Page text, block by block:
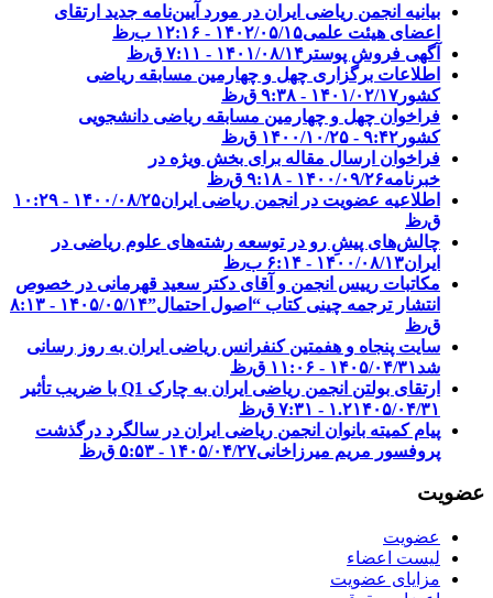
بیانیه انجمن ریاضی ایران در مورد آیین‌نامه جدید ارتقای
اعضای هیئت علمی۱۴۰۲/۰۵/۱۵ - ۱۲:۱۶ ب٫ظ
آگهی فروش پوستر ۱۴۰۱/۰۸/۱۴ - ۷:۱۱ ق٫ظ
اطلاعات برگزاری چهل و چهارمین مسابقه ریاضی
کشور ۱۴۰۱/۰۲/۱۷ - ۹:۳۸ ق٫ظ
فراخوان چهل و چهارمین مسابقه ریاضی دانشجویی
کشور‎‎ ۱۴۰۰/۱۰/۲۵ - ۹:۴۲ ق٫ظ
فراخوان ارسال مقاله برای بخش ویژه در
خبرنامه۱۴۰۰/۰۹/۲۶ - ۹:۱۸ ق٫ظ
اطلاعیه عضویت در انجمن ریاضی ایران
۱۴۰۰/۰۸/۲۵ - ۱۰:۲۹
ق٫ظ
چالش‌های پیشِ رو در توسعه رشته‌های علوم ریاضی در
ایران۱۴۰۰/۰۸/۱۳ - ۶:۱۴ ب٫ظ
مکاتبات رییس انجمن و آقای دکتر سعید قهرمانی در خصوص
انتشار ترجمه چینی کتاب “اصول احتمال”
۱۴۰۵/۰۵/۱۴ - ۸:۱۳
ق٫ظ
سایت پنجاه و هفمتین کنفرانس ریاضی ایران به روز رسانی
شد۱۴۰۵/۰۴/۳۱ - ۱۱:۰۶ ق٫ظ
ارتقای بولتن انجمن ریاضی ایران به چارک Q1 با ضریب تأثیر
۱.۲۱۴۰۵/۰۴/۳۱ - ۷:۳۱ ق٫ظ
پیام کمیته بانوان انجمن ریاضی ایران در سالگرد درگذشت
پروفسور مریم میرزاخانی۱۴۰۵/۰۴/۲۷ - ۵:۵۳ ق٫ظ
عضویت
عضویت
لیست اعضاء
مزایای عضویت